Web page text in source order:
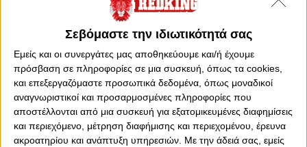
Σεβόμαστε την ιδιωτικότητά σας
Εμείς και οι συνεργάτες μας αποθηκεύουμε και/ή έχουμε
πρόσβαση σε πληροφορίες σε μια συσκευή, όπως τα cookies,
και επεξεργαζόμαστε προσωπικά δεδομένα, όπως μοναδικοί
αναγνωριστικοί και προσαρμοσμένες πληροφορίες που
αποστέλλονται από μια συσκευή για εξατομικευμένες διαφημίσεις
και περιεχόμενο, μέτρηση διαφήμισης και περιεχομένου, έρευνα
ακροατηρίου και ανάπτυξη υπηρεσιών. Με την άδειά σας, εμείς
Τετάρτη, 12 Απριλίου 2023 - 13:43